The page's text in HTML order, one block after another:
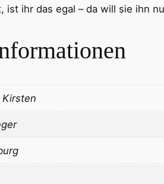
ist ihr das egal – da will sie ihn
Kirsten